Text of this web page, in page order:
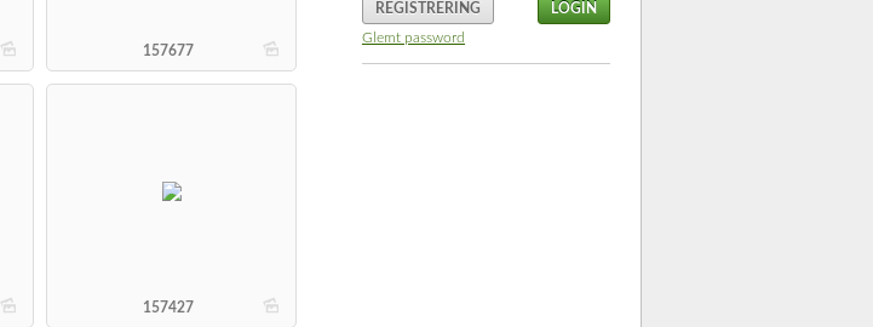
b b
157677
b b
157427
REGISTRERING
Glemt password